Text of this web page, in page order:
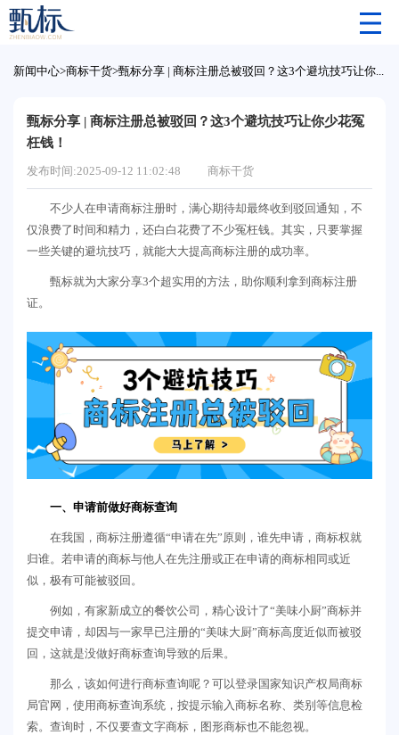
新闻中心>商标干货> 甄标分享 | 商标注册总被驳回？这3个避坑技巧让你少花冤枉钱！
甄标分享 | 商标注册总被驳回？这3个避坑技巧让你少花冤
枉钱！
发布时间:2025-09-12 11:02:48 商标干货
不少人在申请商标注册时，满心期待却最终收到驳回通知，不
仅浪费了时间和精力，还白白花费了不少冤枉钱。其实，只要掌握
一些关键的避坑技巧，就能大大提高商标注册的成功率。
甄标就为大家分享3个超实用的方法，助你顺利拿到商标注册
证。
一、申请前做好商标查询
在我国，商标注册遵循“申请在先”原则，谁先申请，商标权就
归谁。若申请的商标与他人在先注册或正在申请的商标相同或近
似，极有可能被驳回。
例如，有家新成立的餐饮公司，精心设计了“美味小厨”商标并
提交申请，却因与一家早已注册的“美味大厨”商标高度近似而被驳
回，这就是没做好商标查询导致的后果。
那么，该如何进行商标查询呢？可以登录国家知识产权局商标
局官网，使用商标查询系统，按提示输入商标名称、类别等信息检
索。查询时，不仅要查文字商标，图形商标也不能忽视。